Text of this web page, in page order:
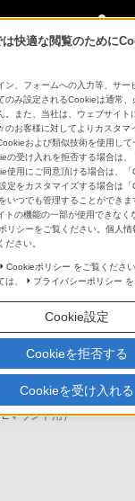
ラ α（アルファ）
マウント用）
快適な閲覧のために
ン、フォームへの入力等、サー
のみ設定されるCookieは通常
。また、当社は、ウェブサイト
のお客様に対してよりカスタマ
および類似技術を使用し
の受け入れを拒否する場合は
使用にご同意頂ける場合は、
定をカスタマイズする場合は
いつでも管理することができ
トの機能の一部が使用できなく
リシーをご覧ください。個人情
さい。
Cookieポリシー をご覧ください
は、
プライバシーポリシー
Cookie設定
Cookieを拒否する
Cookieを受け入れる